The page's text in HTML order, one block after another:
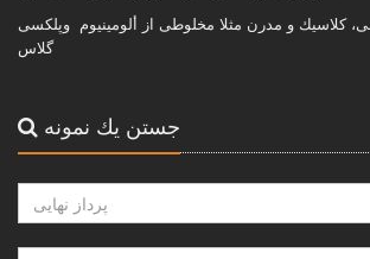
كلاسيك و مدرن مثلا مخلوطى از ألومينيوم وپلكسى
گلاس
جستن يك نمونه